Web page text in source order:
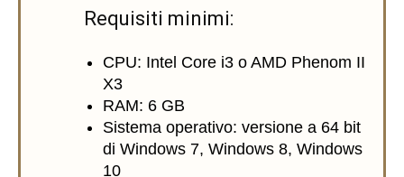
Requisiti minimi:
CPU: Intel Core i3 o AMD Phenom II
X3
RAM: 6 GB
Sistema operativo: versione a 64 bit
di Windows 7, Windows 8, Windows
10